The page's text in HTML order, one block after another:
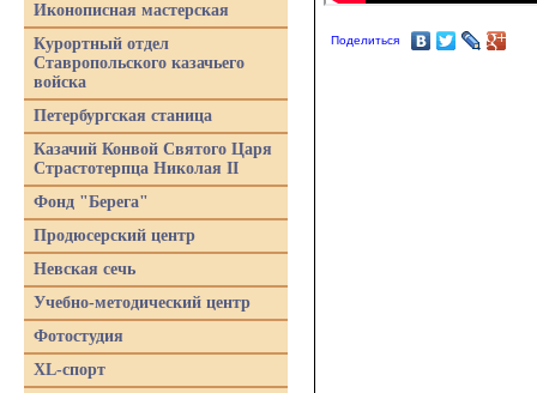
Поделиться
Иконописная мастерская
Курортный отдел
Ставропольского казачьего
войска
Петербургская станица
Казачий Конвой Святого Царя
Страстотерпца Николая II
Фонд "Берега"
Продюсерский центр
Невская сечь
Учебно-методический центр
Фотостудия
XL-спорт